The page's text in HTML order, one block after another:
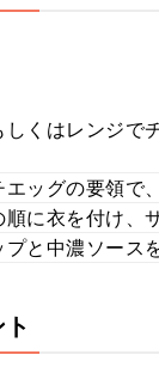
くはレンジで
ッグの要領で
に衣を付け、
と中濃ソース